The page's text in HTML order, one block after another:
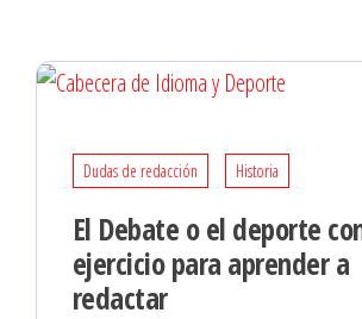
Dudas de redacción Historia
El Debate o el deporte
ejercicio para aprender a
redactar